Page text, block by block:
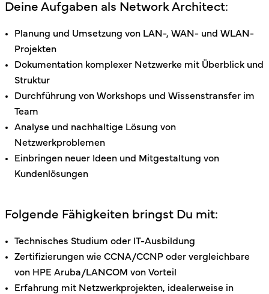
Deine Aufgaben als Network Architect:
Planung und Umsetzung von LAN-, WAN- und WLAN-
Projekten
Dokumentation komplexer Netzwerke mit Überblick und
Struktur
Durchführung von Workshops und Wissenstransfer im
Team
Analyse und nachhaltige Lösung von
Netzwerkproblemen
Einbringen neuer Ideen und Mitgestaltung von
Kundenlösungen
Folgende Fähigkeiten bringst Du mit:
Technisches Studium oder IT-Ausbildung
Zertifizierungen wie CCNA/CCNP oder vergleichbare
von HPE Aruba/LANCOM von Vorteil
Erfahrung mit Netzwerkprojekten, idealerweise in